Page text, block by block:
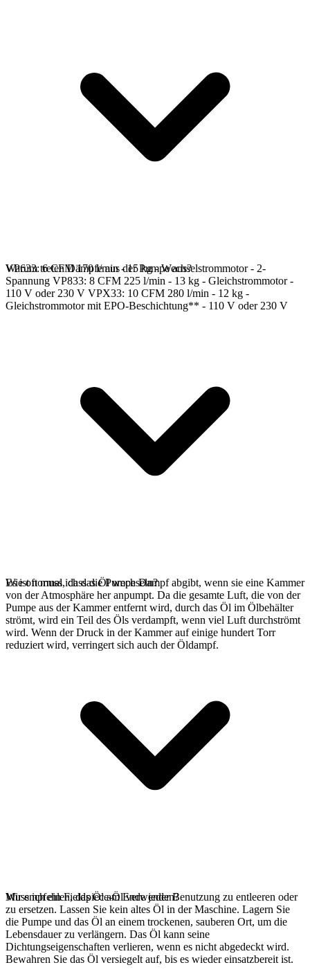
VP633: 6 CFM 170 l/min - 15 kg - Wechselstrommotor - 2-
Spannung VP833: 8 CFM 225 l/min - 13 kg - Gleichstrommotor -
110 V oder 230 V VPX33: 10 CFM 280 l/min - 12 kg -
Gleichstrommotor mit EPO-Beschichtung** - 110 V oder 230 V
Warum treten Dämpfe aus der Pumpe aus?
Es ist normal, dass die Pumpe Dampf abgibt, wenn sie eine Kammer
von der Atmosphäre her anpumpt. Da die gesamte Luft, die von der
Pumpe aus der Kammer entfernt wird, durch das Öl im Ölbehälter
strömt, wird ein Teil des Öls verdampft, wenn viel Luft durchströmt
wird. Wenn der Druck in der Kammer auf einige hundert Torr
reduziert wird, verringert sich auch der Öldampf.
Wie oft muss ich das Öl wechseln?
Wir empfehlen, das Öl am Ende jeder Benutzung zu entleeren oder
zu ersetzen. Lassen Sie kein altes Öl in der Maschine. Lagern Sie
die Pumpe und das Öl an einem trockenen, sauberen Ort, um die
Lebensdauer zu verlängern. Das Öl kann seine
Dichtungseigenschaften verlieren, wenn es nicht abgedeckt wird.
Bewahren Sie das Öl versiegelt auf, bis es wieder einsatzbereit ist.
Muss ich ein Fieldpiece-Öl verwenden?